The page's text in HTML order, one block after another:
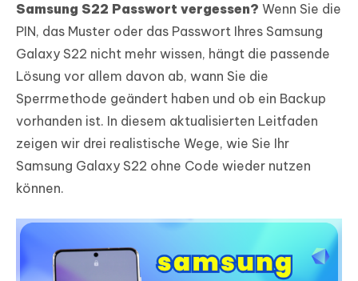
iAnyGo
Samsung S22 Passwort vergessen? Wenn Sie die
PIN, das Muster oder das Passwort Ihres Samsung
Galaxy S22 nicht mehr wissen, hängt die passende
Lösung vor allem davon ab, wann Sie die
Sperrmethode geändert haben und ob ein Backup
vorhanden ist. In diesem aktualisierten Leitfaden
zeigen wir drei realistische Wege, wie Sie Ihr
Samsung Galaxy S22 ohne Code wieder nutzen
können.